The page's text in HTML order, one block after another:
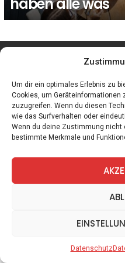
Um dir ein optimales Erlebnis zu
Cookies, um Geräteinformationen
zuzugreifen. Wenn du diesen
wie das Surfverhalten oder
Wenn du deine Zustimmung
bestimmte Merkmale und
Datenschutz
facebook
Spiele Zitate Kontakt